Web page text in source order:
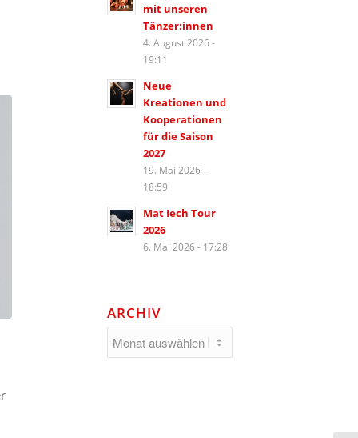
mit unseren
Tänzer:innen
4. August 2026 -
19:11
Neue
Kreationen und
Kooperationen
für die Saison
2027
19. Mai 2026 -
18:59
Mat Iech Tour
2026
6. Mai 2026 - 17:28
ARCHIV